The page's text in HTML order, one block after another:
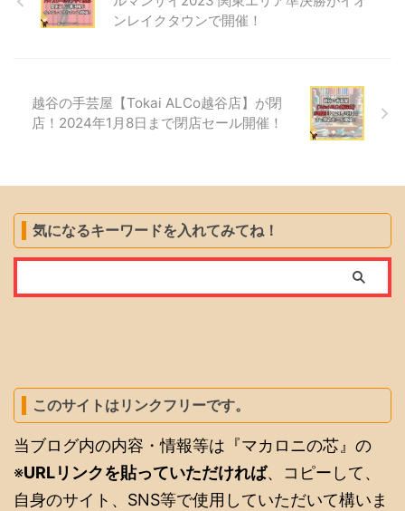
ンレイクタウンで開催！
越谷の手芸屋【Tokai ALCo越谷店】が閉
店！2024年1月8日まで閉店セール開催！
気になるキーワードを入れてみてね！
このサイトはリンクフリーです。
当ブログ内の内容・情報等は『マカロニの芯』の
※URLリンクを貼っていただければ、コピーして、
自身のサイト、SNS等で使用していただいて構いま